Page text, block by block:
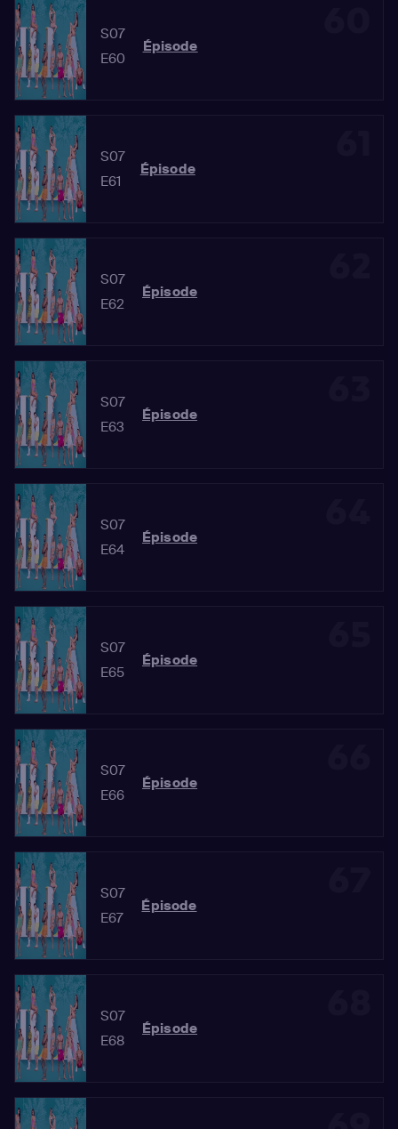
S07
E60
Épisode
S07
E61
Épisode
S07
E62
Épisode
S07
E63
Épisode
S07
E64
Épisode
S07
E65
Épisode
S07
E66
Épisode
S07
E67
Épisode
S07
E68
Épisode